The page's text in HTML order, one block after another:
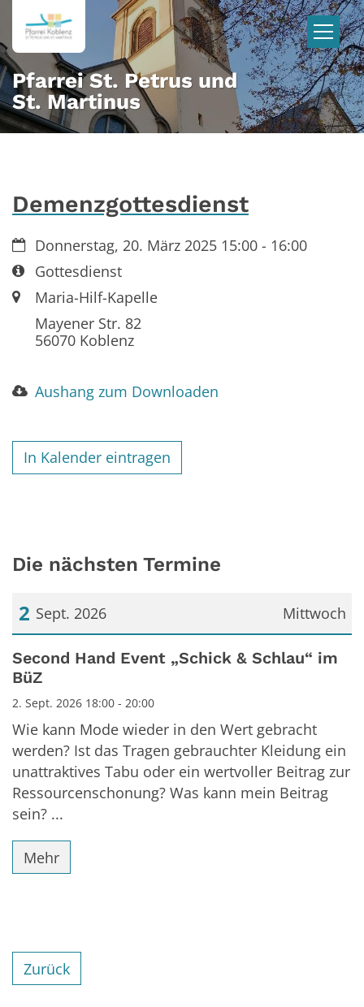
Zum Inhalt springen
Pfarrei St. Petrus und
St. Martinus
Demenzgottesdienst
Datum:Donnerstag, 20. März 2025 15:00 - 16:00
Art bzw. Nummer:
Gottesdienst
Ort:Maria-Hilf-Kapelle
Mayener Str. 82
56070Koblenz
Aushang zum Downloaden
In Kalender eintragen
Die nächsten Termine
Mittwoch
2 Sept. 2026
Datum: 2. September 2026
Second Hand Event „Schick & Schlau“ im
BüZ
2. Sept. 2026 18:00 - 20:00
Wie kann Mode wieder in den Wert gebracht
werden? Ist das Tragen gebrauchter Kleidung ein
unattraktives Tabu oder ein wertvoller Beitrag zur
Ressourcenschonung? Was kann mein Beitrag
sein? ...
Mehr
Zurück